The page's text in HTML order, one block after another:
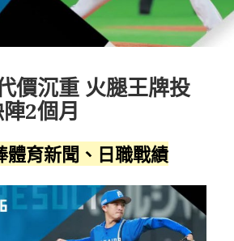
價沉重 火腿王牌投
2個月
體育新聞、日職戰績